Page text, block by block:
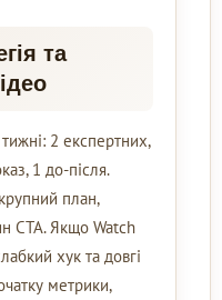
та
2 експертних,
1 до-після.
план,
CTA. Якщо Watch
хук та довгі
метрики,